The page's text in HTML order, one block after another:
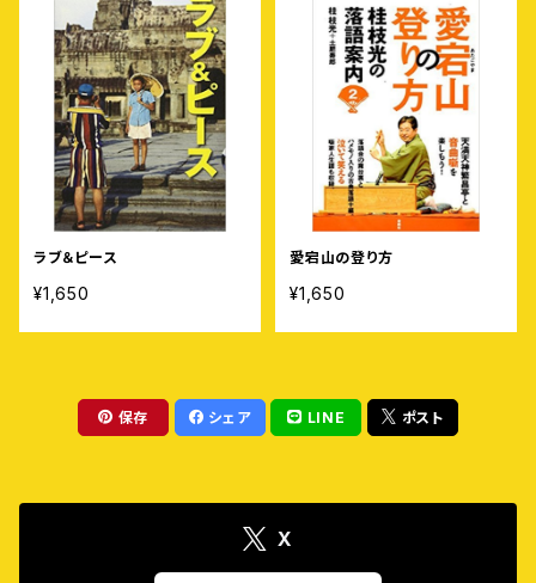
ラブ＆ピース
¥1,650
愛宕山の登り方
¥1,650
保存 シェア LINE ポスト
X